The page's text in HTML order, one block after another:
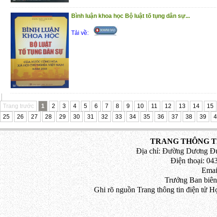
xâm hại phụ nữ, trẻ em cho tất cả các
Chúng tôi hy vọng cuốn sách sẽ là tài
đọc
Trân trọng giới thiệu!
Bình luận khoa học Bộ luật tố tụng dân sự...
Tải về:
Trang trước 1 2 3 4 5 6 7 8 9 10 11 12 13 14
15
25
26 27 28 29 30 31 32 33 34 35 36 37 38 39
TRANG THÔNG
Địa chỉ: Đường Dương
Điện thoại:
Trưởng Ban
Ghi rõ nguồn Trang thông tin điện tử